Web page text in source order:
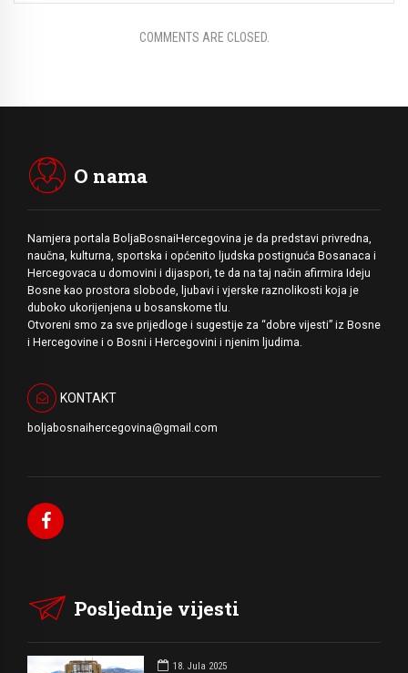
COMMENTS ARE CLOSED.
O nama
Namjera portala BoljaBosnaiHercegovina je da predstavi privredna,
naučna, kulturna, sportska i općenito ljudska postignuća Bosanaca i
Hercegovaca u domovini i dijaspori, te da na taj način afirmira Ideju
Bosne kao prostora slobode, ljubavi i vjerske raznolikosti koja je
duboko ukorijenjena u bosanskome tlu.
Otvoreni smo za sve prijedloge i sugestije za “dobre vijesti” iz Bosne
i Hercegovine i o Bosni i Hercegovini i njenim ljudima.
KONTAKT
boljabosnaihercegovina@gmail.com
Posljednje vijesti
18. Jula 2025